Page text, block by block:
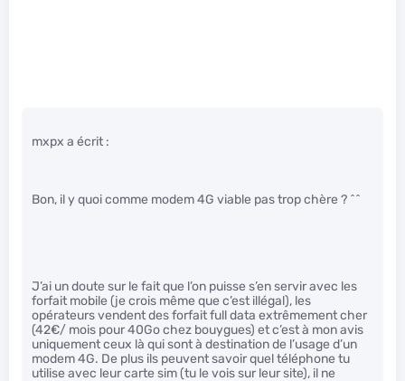
mxpx a écrit :
Bon, il y quoi comme modem 4G viable pas trop chère ? ^^
J’ai un doute sur le fait que l’on puisse s’en servir avec les
forfait mobile (je crois même que c’est illégal), les
opérateurs vendent des forfait full data extrêmement cher
(42€/ mois pour 40Go chez bouygues) et c’est à mon avis
uniquement ceux là qui sont à destination de l’usage d’un
modem 4G. De plus ils peuvent savoir quel téléphone tu
utilise avec leur carte sim (tu le vois sur leur site), il ne